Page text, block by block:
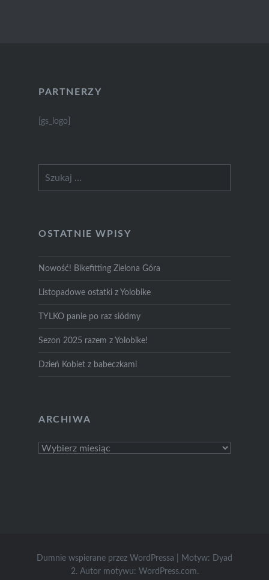
PARTNERZY
[gs_logo]
OSTATNIE WPISY
Nowość! Bikefitting Zielona Góra
Listopadowe ostatki z Yolobike
TYLKO panie po raz siódmy
Sezon 2025 razem z Yolobike!
Dzień Kobiet z babeczkami
ARCHIWA
Archiwa
Dumnie wspierane przez WordPressa
Motyw: Dyad
2. Autor motywu: WordPress.com.